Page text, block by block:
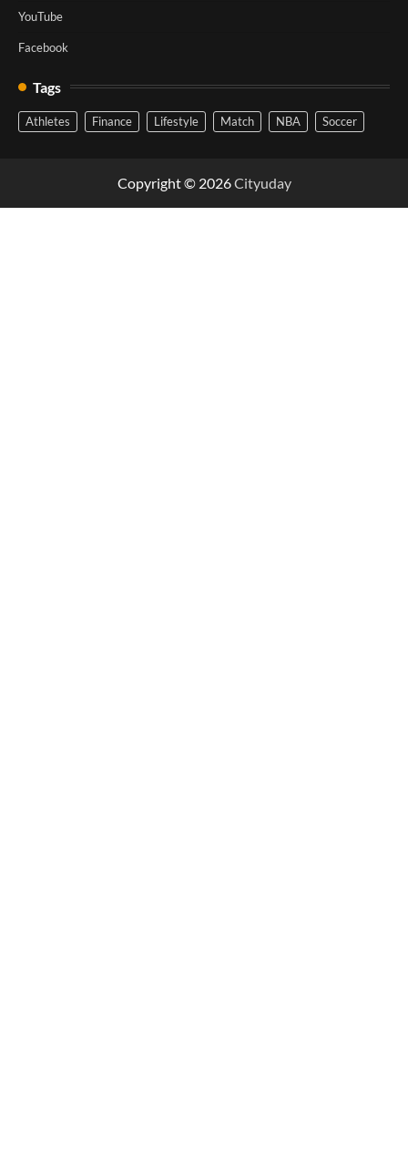
YouTube
Facebook
Tags
Athletes Finance Lifestyle Match NBA Soccer
Copyright © 2026Cityuday